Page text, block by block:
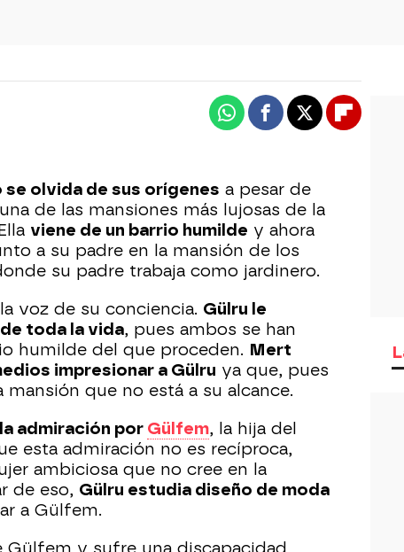
WhatsappFacebook
X
se olvida de sus orígenes a pesar de
de las mansiones más lujosas de la
viene de un barrio humilde y ahora
a su padre en la mansión de los
su padre trabaja como jardinero.
voz de su conciencia. Gülru le
toda la vida, pues ambos se han
humilde del que proceden. Mert
impresionar a Gülru ya que, pues
mansión que no está a su alcance.
admiración por Gülfem, la hija del
esta admiración no es recíproca,
ambiciosa que no cree en la
de eso, Gülru estudia diseño de moda
a Gülfem.
Gülfem y sufre una discapacidad